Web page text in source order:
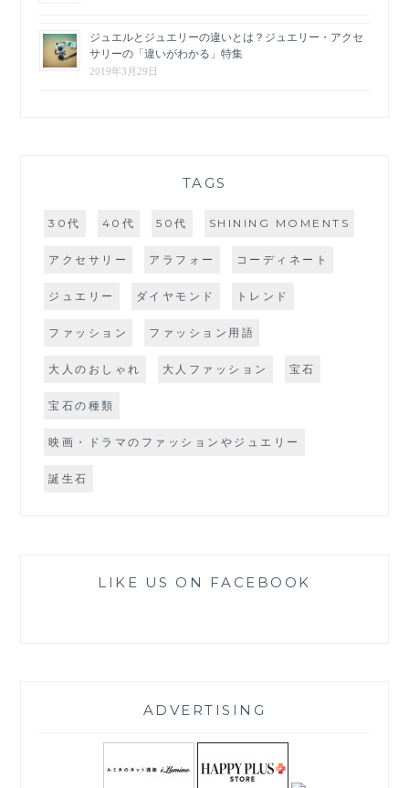
ジュエルとジュエリーの違いとは？ジュエリー・アクセ
サリーの「違いがわかる」特集
2019年3月29日
TAGS
30代 40代 50代 SHINING MOMENTS
アクセサリー アラフォー コーディネート
ジュエリー ダイヤモンド トレンド
ファッション ファッション用語
大人のおしゃれ 大人ファッション 宝石
宝石の種類
映画・ドラマのファッションやジュエリー
誕生石
LIKE US ON FACEBOOK
ADVERTISING